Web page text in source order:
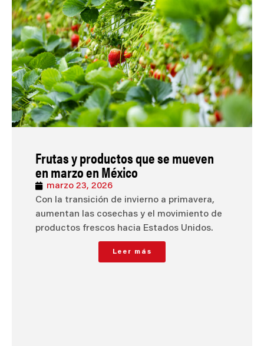
Frutas y productos que se mueven
en marzo en México
marzo 23, 2026
Con la transición de invierno a primavera,
aumentan las cosechas y el movimiento de
productos frescos hacia Estados Unidos.
Leer más